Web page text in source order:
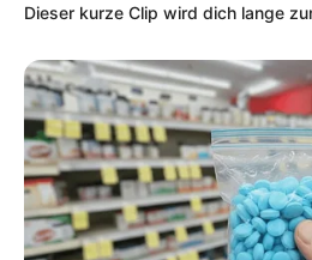
Dieser kurze Clip wird dich lange